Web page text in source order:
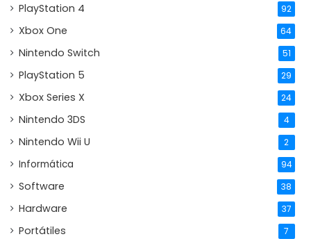
PlayStation 4 92
Xbox One 64
Nintendo Switch 51
PlayStation 5 29
Xbox Series X 24
Nintendo 3DS 4
Nintendo Wii U 2
Informática 94
Software 38
Hardware 37
Portátiles 7